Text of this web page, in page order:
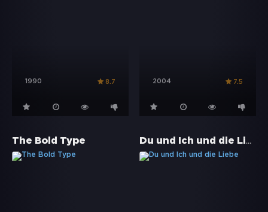
1990 8.7 2004 7.5
The Bold Type Du und Ich und die Liebe